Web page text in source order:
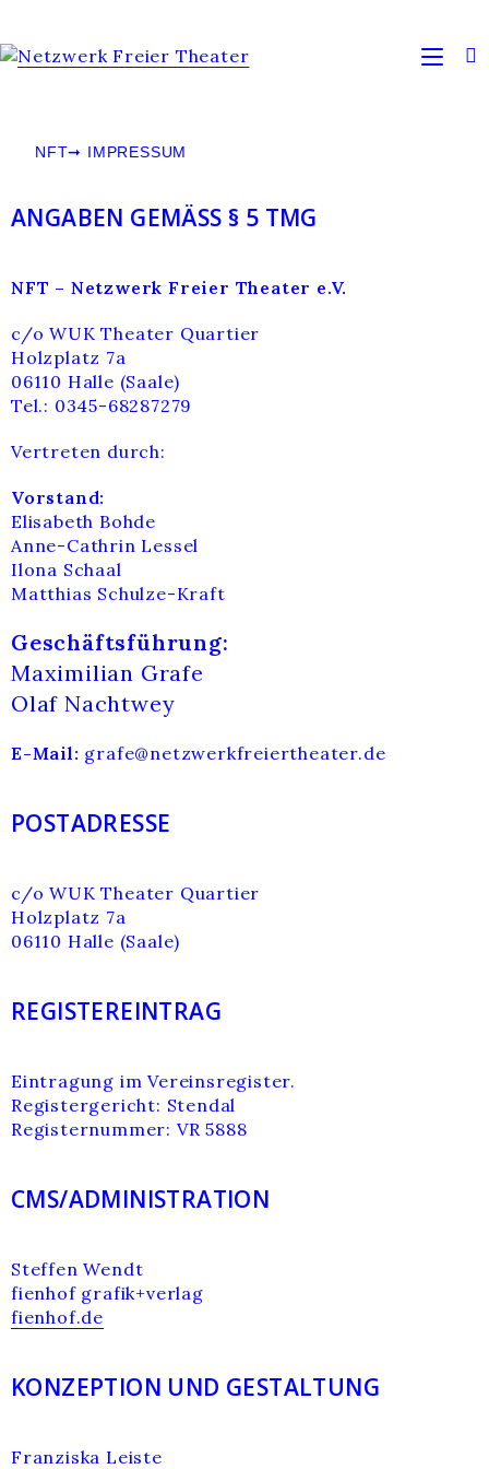
NFT➞ IMPRESSUM
ANGABEN GEMÄSS § 5 TMG
NFT – Netzwerk Freier Theater e.V.
c/o WUK Theater Quartier
Holzplatz 7a
06110 Halle (Saale)
Tel.: 0345-68287279
Vertreten durch:
Vorstand:
Elisabeth Bohde
Anne-Cathrin Lessel
Ilona Schaal
Matthias Schulze-Kraft
Geschäftsführung:
Maximilian Grafe
Olaf Nachtwey
E-Mail: grafe@netzwerkfreiertheater.de
POSTADRESSE
c/o WUK Theater Quartier
Holzplatz 7a
06110 Halle (Saale)
REGISTEREINTRAG
Eintragung im Vereinsregister.
Registergericht: Stendal
Registernummer: VR 5888
CMS/ADMINISTRATION
Steffen Wendt
fienhof grafik+verlag
fienhof.de
KONZEPTION UND GESTALTUNG
Franziska Leiste